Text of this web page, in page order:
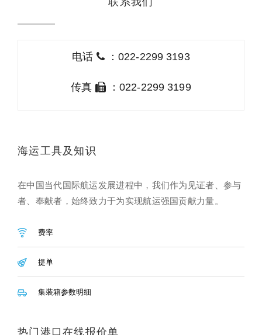
电话 ：022-2299 3193
传真 ：022-2299 3199
海运工具及知识
在中国当代国际航运发展进程中，我们作为见证者、参与
者、奉献者，始终致力于为实现航运强国贡献力量。
费率
提单
集装箱参数明细
热门港口在线报价单